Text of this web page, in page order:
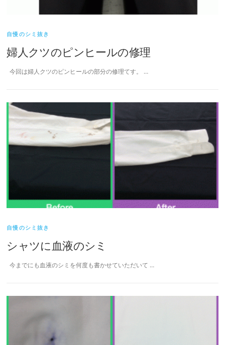
自慢のシミ抜き
婦人クツのピンヒールの修理
今回は婦人クツのピンヒールの部分の修理てす。 …
自慢のシミ抜き
シャツに血液のシミ
今までにも血液のシミを何度も書かせていただいて …